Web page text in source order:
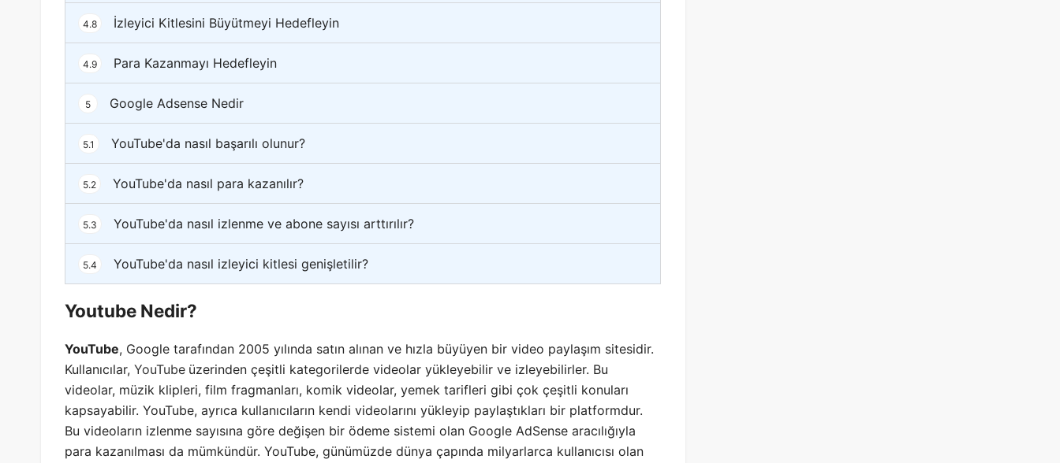
4.8 İzleyici Kitlesini Büyütmeyi Hedefleyin
4.9 Para Kazanmayı Hedefleyin
5 Google Adsense Nedir
5.1 YouTube'da nasıl başarılı olunur?
5.2 YouTube'da nasıl para kazanılır?
5.3 YouTube'da nasıl izlenme ve abone sayısı arttırılır?
5.4 YouTube'da nasıl izleyici kitlesi genişletilir?
Youtube Nedir?
YouTube, Google tarafından 2005 yılında satın alınan ve hızla büyüyen bir video paylaşım sitesidir.
Kullanıcılar, YouTube üzerinden çeşitli kategorilerde videolar yükleyebilir ve izleyebilirler. Bu
videolar, müzik klipleri, film fragmanları, komik videolar, yemek tarifleri gibi çok çeşitli konuları
kapsayabilir. YouTube, ayrıca kullanıcıların kendi videolarını yükleyip paylaştıkları bir platformdur.
Bu videoların izlenme sayısına göre değişen bir ödeme sistemi olan Google AdSense aracılığıyla
para kazanılması da mümkündür. YouTube, günümüzde dünya çapında milyarlarca kullanıcısı olan